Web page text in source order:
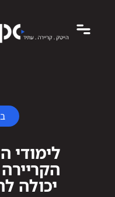
לימודי
יכולה